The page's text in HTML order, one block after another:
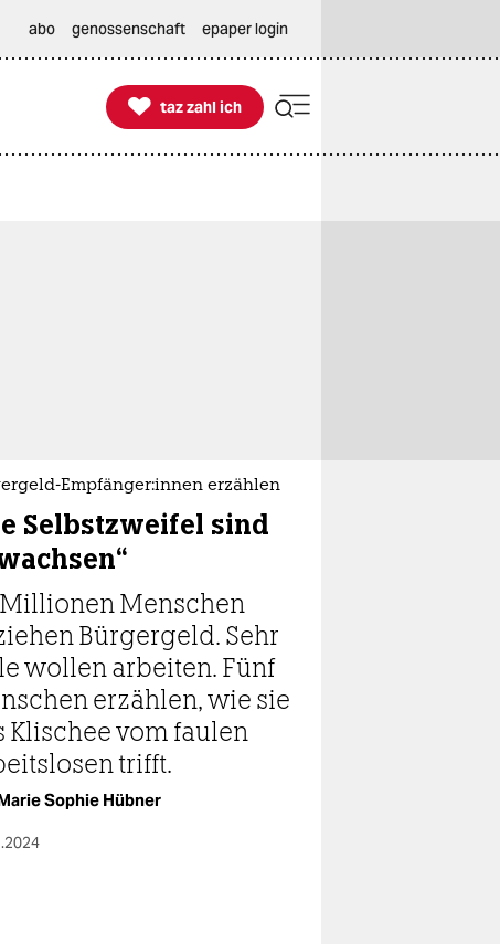
abo genossenschaft epaper login

taz zahl ich
taz zahl ich
Empfänger:innen erzählen
Selbstzweifel sind
Millionen Menschen
Bürgergeld. Sehr
wollen arbeiten. Fünf
erzählen, wie sie
Klischee vom faulen
trifft.
Sophie Hübner